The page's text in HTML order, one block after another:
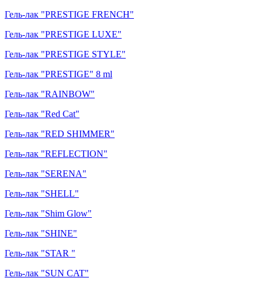
Гель-лак "PRESTIGE FRENCH"
Гель-лак "PRESTIGE LUXE"
Гель-лак "PRESTIGE STYLE"
Гель-лак "PRESTIGE" 8 ml
Гель-лак "RAINBOW"
Гель-лак "Red Cat"
Гель-лак "RED SHIMMER"
Гель-лак "REFLECTION"
Гель-лак "SERENA"
Гель-лак "SHELL"
Гель-лак "Shim Glow"
Гель-лак "SHINE"
Гель-лак "STAR "
Гель-лак "SUN CAT"